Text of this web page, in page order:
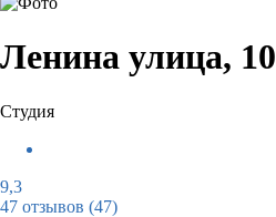
Ленина улица, 10
Студия
9,3
47 отзывов (47)